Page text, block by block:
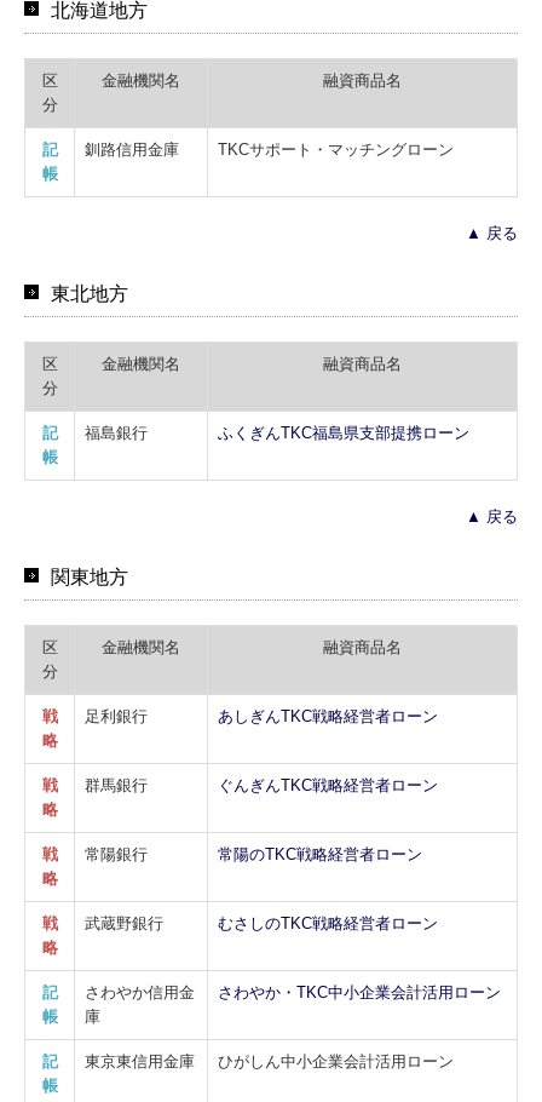
北海道地方
区
分
金融機関名 融資商品名
記
帳
釧路信用金庫 TKCサポート・マッチングローン
▲ 戻る
東北地方
区
分
金融機関名 融資商品名
記
帳
福島銀行 ふくぎんTKC福島県支部提携ローン
▲ 戻る
関東地方
区
分
金融機関名 融資商品名
戦
略
足利銀行 あしぎんTKC戦略経営者ローン
戦
略
群馬銀行 ぐんぎんTKC戦略経営者ローン
戦
略
常陽銀行 常陽のTKC戦略経営者ローン
戦
略
武蔵野銀行 むさしのTKC戦略経営者ローン
記
帳
さわやか信用金
庫
さわやか・TKC中小企業会計活用ローン
記
帳
東京東信用金庫 ひがしん中小企業会計活用ローン